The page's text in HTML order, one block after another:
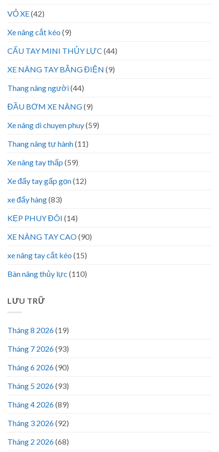
VỎ XE(42)
Xe nâng cắt kéo (9)
CẨU TAY MINI THỦY LỰC (44)
XE NÂNG TAY BẰNG ĐIỆN (9)
Thang nâng người(44)
ĐẦU BƠM XE NÂNG(9)
Xe nâng di chuyen phuy(59)
Thang nâng tự hành(11)
Xe nâng tay thấp (59)
Xe đẩy tay gấp gọn(12)
xe đẩy hàng(83)
KẸP PHUY ĐÔI (14)
XE NÂNG TAY CAO(90)
xe nâng tay cắt kéo (15)
Bàn nâng thủy lực (110)
LƯU TRỮ
Tháng 8 2026(19)
Tháng 7 2026(93)
Tháng 6 2026(90)
Tháng 5 2026(93)
Tháng 4 2026(89)
Tháng 3 2026(92)
Tháng 2 2026(68)